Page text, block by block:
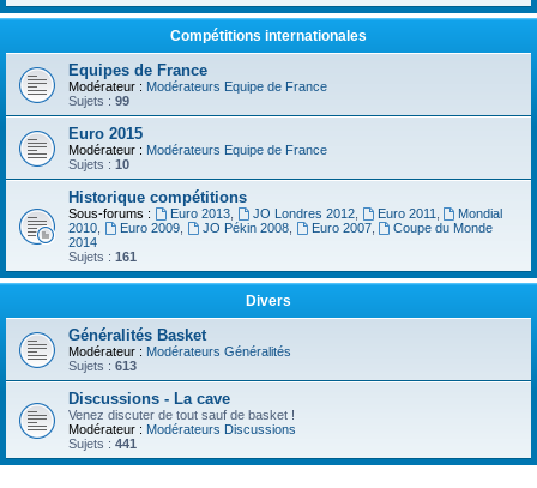
Compétitions internationales
Equipes de France
Modérateur : Modérateurs Equipe de France
Sujets : 99
Euro 2015
Modérateur : Modérateurs Equipe de France
Sujets : 10
Historique compétitions
Sous-forums : Euro 2013, JO Londres 2012, Euro 2011
Mondial
2010
Euro 2009, JO Pékin 2008, Euro 2007,
Coupe du Monde
2014
Sujets : 161
Divers
Généralités Basket
Modérateur : Modérateurs Généralités
Sujets : 613
Discussions - La cave
Venez discuter de tout sauf de basket !
Modérateur : Modérateurs Discussions
Sujets : 441